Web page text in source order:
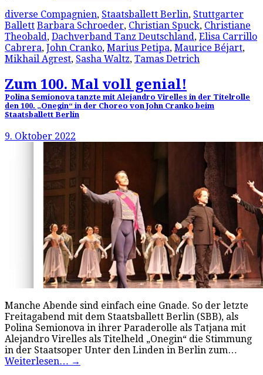
diverse Compagnien, Staatsballett Berlin, Stuttgarter
Ballett Barbara Schroeder, Christian Spuck, Christiane
Theobald, Dachverband Tanz Deutschland, Elisa Carrillo
Cabrera, John Cranko, Marius Petipa, Maurice Béjart,
Mikhail Agrest, Sasha Waltz, Tamas Detrich
Zum 100. Mal voll genial!
Polina Semionova tanzte mit Alejandro Virelles in der Titelrolle
den 100. „Onegin“ in der Choreo von John Cranko beim
Staatsballett Berlin
9. Oktober 2022
Manche Abende sind einfach eine Gnade. So der letzte
Freitagabend mit dem Staatsballett Berlin (SBB), als
Polina Semionova in ihrer Paraderolle als Tatjana mit
Alejandro Virelles als Titelheld „Onegin“ die Stimmung
in der Staatsoper Unter den Linden in Berlin zum…
Weiterlesen… →